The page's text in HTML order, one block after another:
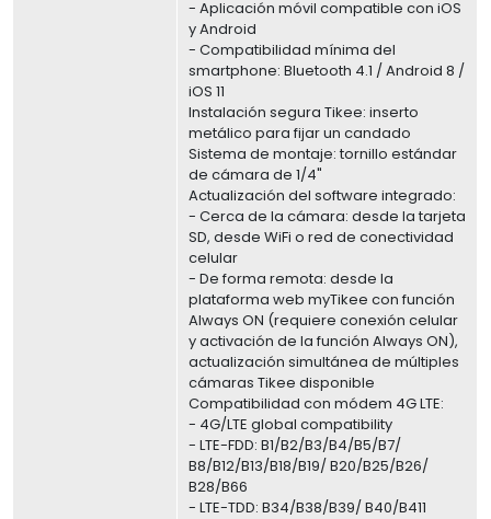
- Aplicación móvil compatible con iOS
y Android
- Compatibilidad mínima del
smartphone: Bluetooth 4.1 / Android 8 /
iOS 11
Instalación segura Tikee: inserto
metálico para fijar un candado
Sistema de montaje: tornillo estándar
de cámara de 1/4"
Actualización del software integrado:
- Cerca de la cámara: desde la tarjeta
SD, desde WiFi o red de conectividad
celular
- De forma remota: desde la
plataforma web myTikee con función
Always ON (requiere conexión celular
y activación de la función Always ON),
actualización simultánea de múltiples
cámaras Tikee disponible
Compatibilidad con módem 4G LTE:
- 4G/LTE global compatibility
- LTE-FDD: B1/B2/B3/B4/B5/B7/
B8/B12/B13/B18/B19/ B20/B25/B26/
B28/B66
- LTE-TDD: B34/B38/B39/ B40/B411